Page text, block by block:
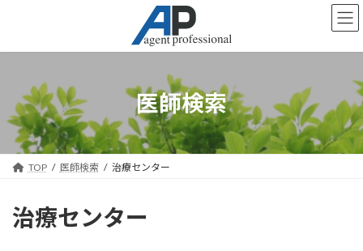
ン
キ
プ
ー
に
動
医師検索
TOP 医師検索 治療センター
治療センター